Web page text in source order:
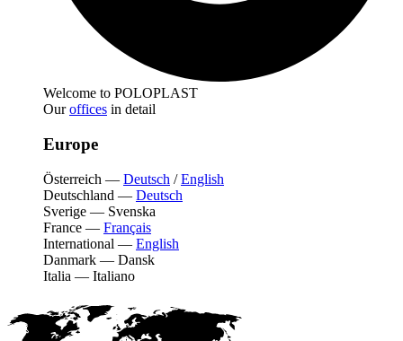
Welcome to POLOPLAST
Ouroffices in detail
Europe
Österreich — Deutsch /English
Deutschland — Deutsch
Sverige — Svenska
France — Français
International — English
Danmark — Dansk
Italia — Italiano